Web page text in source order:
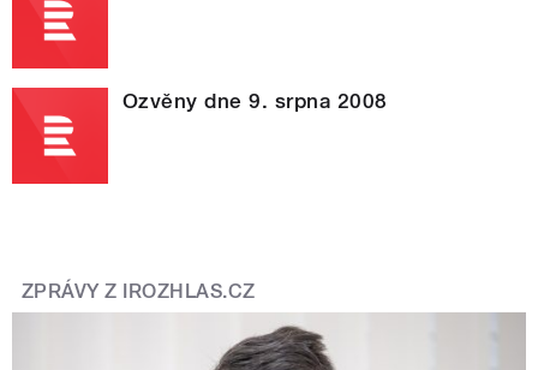
Ozvěny dne 9. srpna 2008
ZPRÁVY Z IROZHLAS.CZ